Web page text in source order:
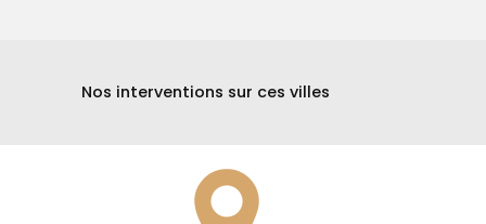
Nos interventions sur ces villes